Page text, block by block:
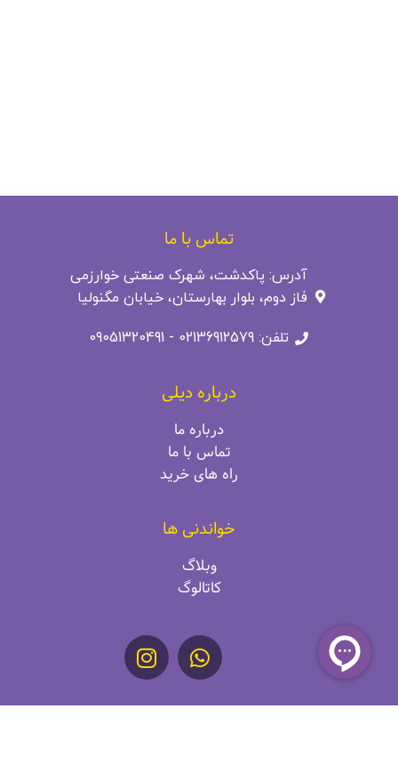
تماس با ما
آدرس: پاکدشت، شهرک صنعتی خوارزمی
فاز دوم، بلوار بهارستان، خیابان مگنولیا
تلفن: 02136912579 - 09051320491
درباره دیلی
درباره ما
تماس با ما
راه‌ های خرید
خواندنی ها
وبلاگ
کاتالوگ